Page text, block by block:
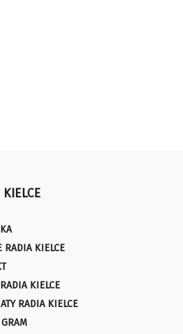
KIELCE
RADIA KIELCE
KIELCE
RADIA KIELCE